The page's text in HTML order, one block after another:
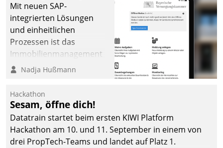
Mit neuen SAP-
integrierten Lösungen
und einheitlichen
Prozessen ist das
Immobilienmanagement
der Bayerischen
Ressort Kapitalanlage für
künftige Aufgaben und
Herausforderungen
gerüstet.
Nadja Hußmann
Hackathon
Sesam, öffne dich!
Datatrain startet beim ersten KIWI Platform
Hackathon am 10. und 11. September in einem von
drei PropTech-Teams und landet auf Platz 1.